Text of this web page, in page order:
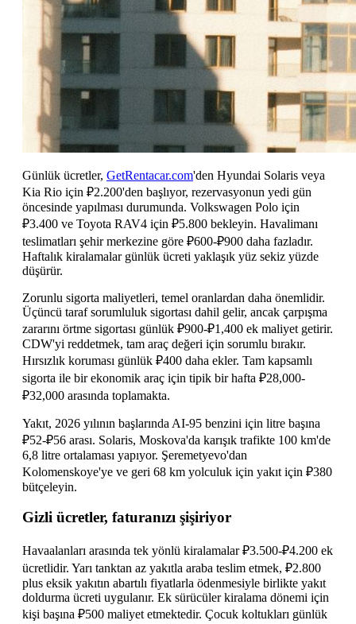
Günlük ücretler, GetRentacar.com'den Hyundai Solaris veya
Kia Rio için ₽2.200'den başlıyor, rezervasyonun yedi gün
öncesinde yapılması durumunda. Volkswagen Polo için
₽3.400 ve Toyota RAV4 için ₽5.800 bekleyin. Havalimanı
teslimatları şehir merkezine göre ₽600-₽900 daha fazladır.
Haftalık kiralamalar günlük ücreti yaklaşık yüz sekiz yüzde
düşürür.
Zorunlu sigorta maliyetleri, temel oranlardan daha önemlidir.
Üçüncü taraf sorumluluk sigortası dahil gelir, ancak çarpışma
zararını örtme sigortası günlük ₽900-₽1,400 ek maliyet getirir.
CDW'yi reddetmek, tam araç değeri için sorumlu bırakır.
Hırsızlık koruması günlük ₽400 daha ekler. Tam kapsamlı
sigorta ile bir ekonomik araç için tipik bir hafta ₽28,000-
₽32,000 arasında toplamakta.
Yakıt, 2026 yılının başlarında AI-95 benzini için litre başına
₽52-₽56 arası. Solaris, Moskova'da karışık trafikte 100 km'de
6,8 litre ortalaması yapıyor. Şeremetyevo'dan
Kolomenskoye'ye ve geri 68 km yolculuk için yakıt için ₽380
bütçeleyin.
Gizli ücretler, faturanızı şişiriyor
Havaalanları arasında tek yönlü kiralamalar ₽3.500-₽4.200 ek
ücretlidir. Yarı tanktan az yakıtla araba teslim etmek, ₽2.800
plus eksik yakıtın abartılı fiyatlarla ödenmesiyle birlikte yakıt
doldurma ücreti uygulanır. Ek sürücüler kiralama dönemi için
kişi başına ₽500 maliyet etmektedir. Çocuk koltukları günlük